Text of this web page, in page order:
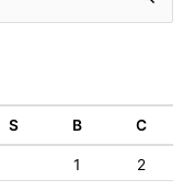
S B C
1
2